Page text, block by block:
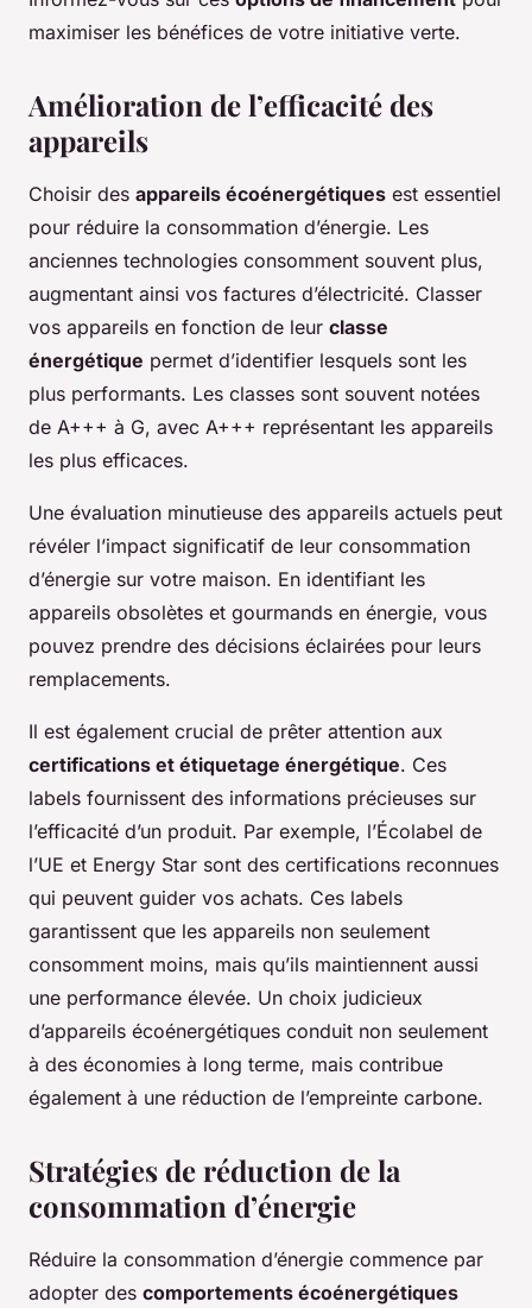
maximiser les bénéfices de votre initiative verte.
Amélioration de l’efficacité des
appareils
Choisir des appareils écoénergétiques est essentiel
pour réduire la consommation d’énergie. Les
anciennes technologies consomment souvent plus,
augmentant ainsi vos factures d’électricité. Classer
vos appareils en fonction de leur classe
énergétique permet d’identifier lesquels sont les
plus performants. Les classes sont souvent notées
de A+++ à G, avec A+++ représentant les appareils
les plus efficaces.
Une évaluation minutieuse des appareils actuels peut
révéler l’impact significatif de leur consommation
d’énergie sur votre maison. En identifiant les
appareils obsolètes et gourmands en énergie, vous
pouvez prendre des décisions éclairées pour leurs
remplacements.
Il est également crucial de prêter attention aux
certifications et étiquetage énergétique. Ces
labels fournissent des informations précieuses sur
l’efficacité d’un produit. Par exemple, l’Écolabel de
l’UE et Energy Star sont des certifications reconnues
qui peuvent guider vos achats. Ces labels
garantissent que les appareils non seulement
consomment moins, mais qu’ils maintiennent aussi
une performance élevée. Un choix judicieux
d’appareils écoénergétiques conduit non seulement
à des économies à long terme, mais contribue
également à une réduction de l’empreinte carbone.
Stratégies de réduction de la
consommation d’énergie
Réduire la consommation d’énergie commence par
adopter des comportements écoénergétiques